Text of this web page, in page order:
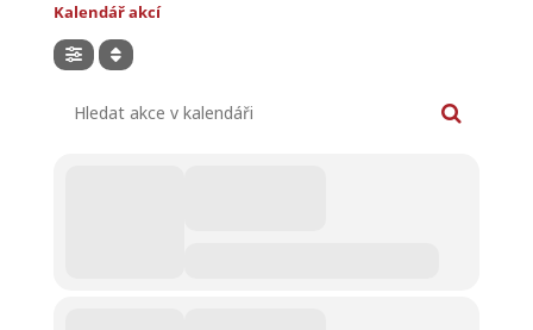
Kalendář akcí